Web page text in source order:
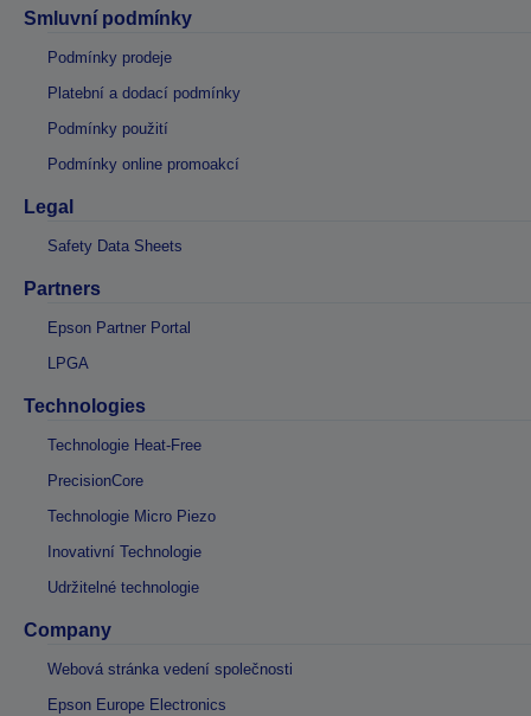
Smluvní podmínky
Podmínky prodeje
Platební a dodací podmínky
Podmínky použití
Podmínky online promoakcí
Legal
Safety Data Sheets
Partners
Epson Partner Portal
LPGA
Technologies
Technologie Heat-Free
PrecisionCore
Technologie Micro Piezo
Inovativní Technologie
Udržitelné technologie
Company
Webová stránka vedení společnosti
Epson Europe Electronics